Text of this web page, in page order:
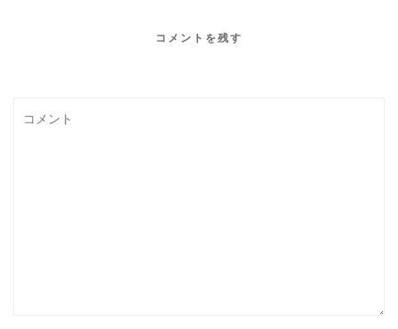
コメントを残す